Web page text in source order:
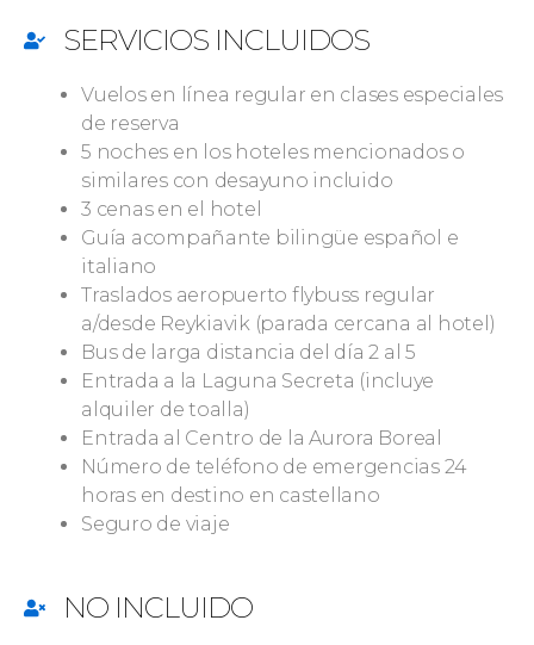
SERVICIOS INCLUIDOS
Vuelos en línea regular en clases especiales
de reserva
5 noches en los hoteles mencionados o
similares con desayuno incluido
3 cenas en el hotel
Guía acompañante bilingüe español e
italiano
Traslados aeropuerto flybuss regular
a/desde Reykiavik (parada cercana al hotel)
Bus de larga distancia del día 2 al 5
Entrada a la Laguna Secreta (incluye
alquiler de toalla)
Entrada al Centro de la Aurora Boreal
Número de teléfono de emergencias 24
horas en destino en castellano
Seguro de viaje
NO INCLUIDO